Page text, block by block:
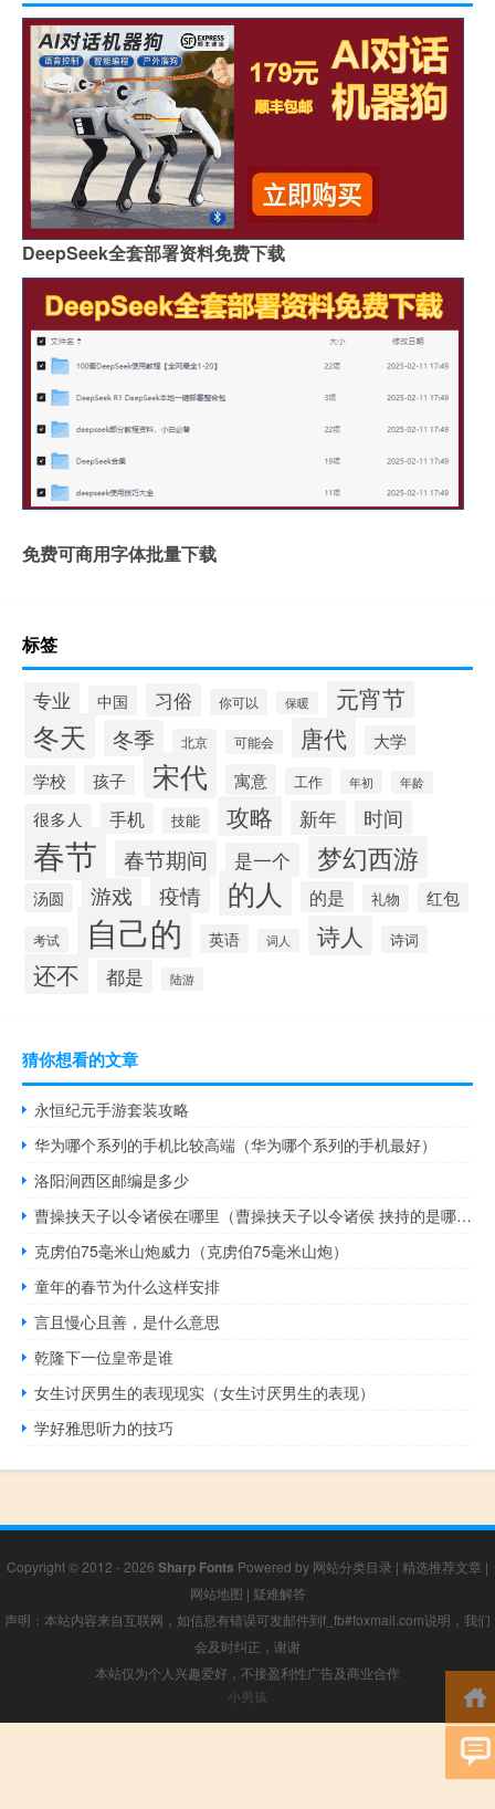
DeepSeek全套部署资料免费下载
免费可商用字体批量下载
标签
专业 中国 习俗 你可以 保暖 元宵节
冬天 冬季 北京 可能会 唐代
大学
学校
孩子 宋代 寓意 工作 年初 年龄
很多人 手机 技能 攻略 新年 时间
春节 春节期间 是一个 梦幻西游
汤圆 游戏 疫情 的人 的是 礼物 红包
考试 自己的 英语 词人 诗人 诗词
还不 都是 陆游
猜你想看的文章
永恒纪元手游套装攻略
华为哪个系列的手机比较高端（华为哪个系列的手机最好）
洛阳涧西区邮编是多少
曹操挟天子以令诸侯在哪里（曹操挟天子以令诸侯 挟持的是哪位皇帝）
克虏伯75毫米山炮威力（克虏伯75毫米山炮）
童年的春节为什么这样安排
言且慢心且善，是什么意思
乾隆下一位皇帝是谁
女生讨厌男生的表现现实（女生讨厌男生的表现）
学好雅思听力的技巧
Copyright © 2012 - 2026 Sharp Fonts Powered by 网站分类目录 | 精选推荐文章 |
网站地图 | 疑难解答
声明：本站内容来自互联网，如信息有错误可发邮件到f_fb#foxmail.com说明，我们
会及时纠正，谢谢
本站仅为个人兴趣爱好，不接盈利性广告及商业合作
小男孩